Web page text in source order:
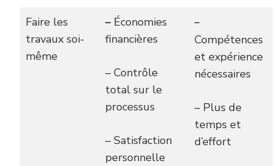
Faire les
travaux soi-
même
– Économies
financières
– Contrôle
total sur le
processus
– Satisfaction
personnelle
–
Compétences
et expérience
nécessaires
– Plus de
temps et
d’effort